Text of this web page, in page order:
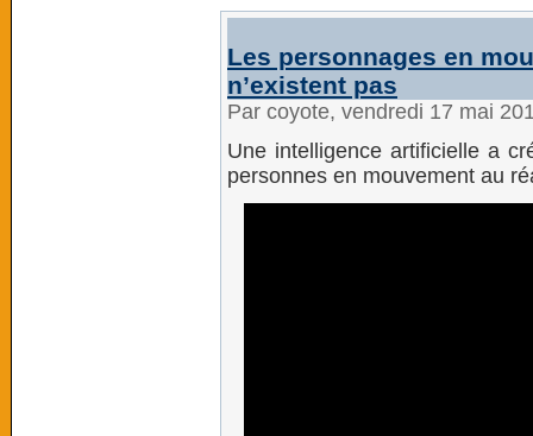
Les personnages en
n’existent pas
Par coyote, vendredi 17 mai
Une intelligence artificielle a
personnes en mouvement au